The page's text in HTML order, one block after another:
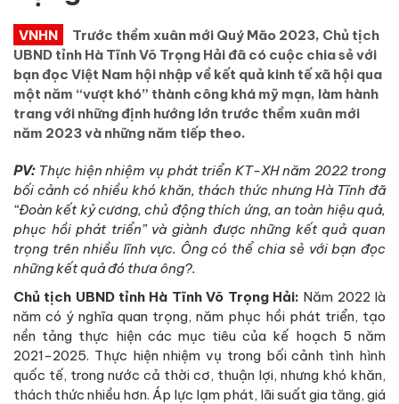
VNHN
Trước thềm xuân mới Quý Mão 2023, Chủ tịch
UBND tỉnh Hà Tĩnh Võ Trọng Hải đã có cuộc chia sẻ với
bạn đọc Việt Nam hội nhập về kết quả kinh tế xã hội qua
một năm “vượt khó” thành công khá mỹ mạn, làm hành
trang với những định hướng lớn trước thềm xuân mới
năm 2023 và những năm tiếp theo.
PV:Thực hiện nhiệm vụ phát triển KT-XH năm 2022 trong
bối cảnh có nhiều khó khăn, thách thức nhưng Hà Tĩnh đã
“Đoàn kết kỷ cương, chủ động thích ứng, an toàn hiệu quả,
phục hồi phát triển”và giành được những kết quả quan
trọng trên nhiều lĩnh vực. Ông có thể chia sẻ với bạn đọc
những kết quả đó thưa ông?.
Chủ tịch UBND tỉnh Hà Tĩnh Võ Trọng Hải: Năm 2022 là
năm có ý nghĩa quan trọng, năm phục hồi phát triển, tạo
nền tảng thực hiện các mục tiêu của kế hoạch 5 năm
2021-2025. Thực hiện nhiệm vụ trong bối cảnh tình hình
quốc tế, trong nước cả thời cơ, thuận lợi, nhưng khó khăn,
thách thức nhiều hơn. Áp lực lạm phát, lãi suất gia tăng, giá